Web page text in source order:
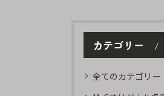
カテゴリー
全てのカテゴリー